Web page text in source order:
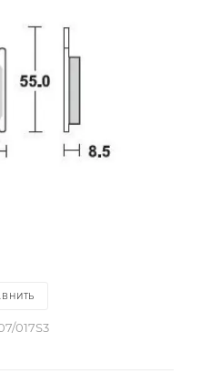
017S3